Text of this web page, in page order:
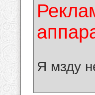
Я мзду